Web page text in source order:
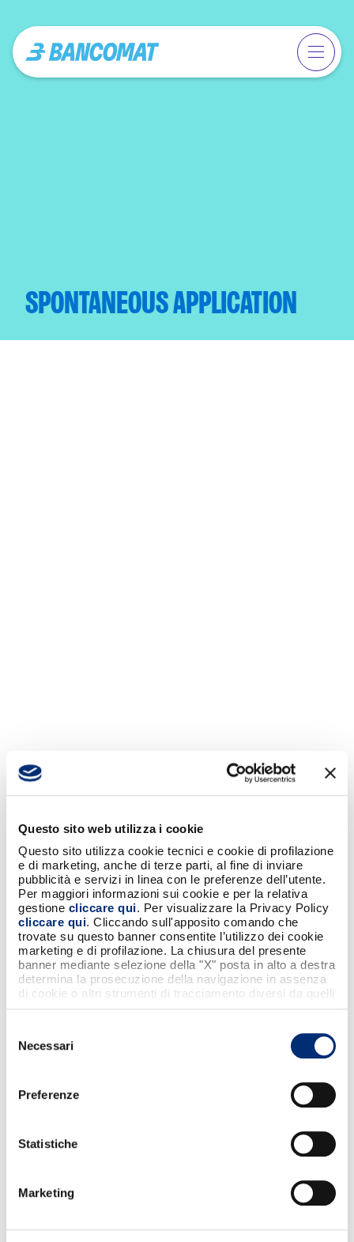
Questo sito web utilizza i cookie
Questo sito utilizza cookie tecnici e cookie di profilazione
e di marketing, anche di terze parti, al fine di inviare
pubblicità e servizi in linea con le preferenze dell’utente.
Per maggiori informazioni sui cookie e per la relativa
gestione cliccare qui. Per visualizzare la Privacy Policy
cliccare qui. Cliccando sull'apposito comando che
trovate su questo banner consentite l’utilizzo dei cookie
marketing e di profilazione. La chiusura del presente
banner mediante selezione della "X" posta in alto a destra
determina la prosecuzione della navigazione in assenza
di cookie o altri strumenti di tracciamento diversi da quelli
delNecessari
Preferenze
Statistiche
Marketing
SPONTANEOUS APPLICATION